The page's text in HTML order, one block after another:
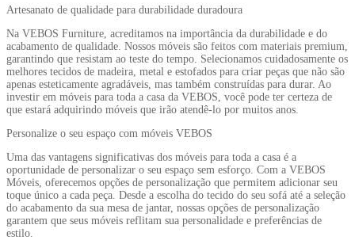
Artesanato de qualidade para durabilidade duradoura
Na VEBOS Furniture, acreditamos na importância da durabilidade e do
acabamento de qualidade. Nossos móveis são feitos com materiais premium,
garantindo que resistam ao teste do tempo. Selecionamos cuidadosamente os
melhores tecidos de madeira, metal e estofados para criar peças que não são
apenas esteticamente agradáveis, mas também construídas para durar. Ao
investir em móveis para toda a casa da VEBOS, você pode ter certeza de
que estará adquirindo móveis que irão atendê-lo por muitos anos.
Personalize o seu espaço com móveis VEBOS
Uma das vantagens significativas dos móveis para toda a casa é a
oportunidade de personalizar o seu espaço sem esforço. Com a VEBOS
Móveis, oferecemos opções de personalização que permitem adicionar seu
toque único a cada peça. Desde a escolha do tecido do seu sofá até a seleção
do acabamento da sua mesa de jantar, nossas opções de personalização
garantem que seus móveis reflitam sua personalidade e preferências de
estilo.